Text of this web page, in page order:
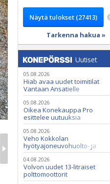
Tarkenna hakua »
Uutiset
05.08.2026
Hiab avaa uudet toimitilat
Vantaan Ansatielle
05.08.2026
Oikea Konekauppa Pro
esittelee uutuuksia
ammattikäyttöön
05.08.2026
Veho Kokkolan
hyötyajoneuvohuolto- ja
varaosatoiminnot Q2 Service
Oy:lle lokakuussa
04.08.2026
Volvon uudet 13-litraiset
polttomoottorit